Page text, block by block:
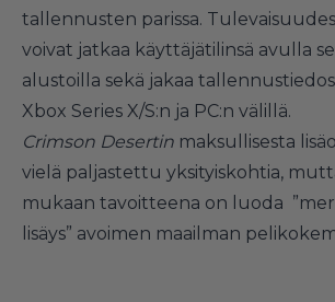
tallennusten parissa.
voivat jatkaa käyttäjätilinsä avulla
alustoilla sekä jakaa
Xbox Series X/S:n ja PC:n välillä.
Crimson Desertin maksullisesta
vielä paljastettu yksityiskohtia,
mukaan tavoitteena on luoda
lisäys” avoimen maailman